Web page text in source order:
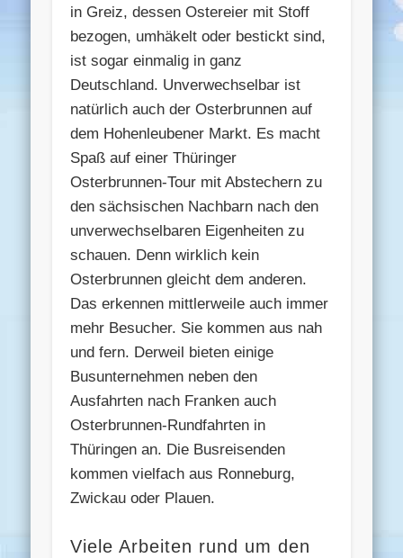
in Greiz, dessen Ostereier mit Stoff
bezogen, umhäkelt oder bestickt sind,
ist sogar einmalig in ganz
Deutschland. Unverwechselbar ist
natürlich auch der Osterbrunnen auf
dem Hohenleubener Markt. Es macht
Spaß auf einer Thüringer
Osterbrunnen-Tour mit Abstechern zu
den sächsischen Nachbarn nach den
unverwechselbaren Eigenheiten zu
schauen. Denn wirklich kein
Osterbrunnen gleicht dem anderen.
Das erkennen mittlerweile auch immer
mehr Besucher. Sie kommen aus nah
und fern. Derweil bieten einige
Busunternehmen neben den
Ausfahrten nach Franken auch
Osterbrunnen-Rundfahrten in
Thüringen an. Die Busreisenden
kommen vielfach aus Ronneburg,
Zwickau oder Plauen.
Viele Arbeiten rund um den